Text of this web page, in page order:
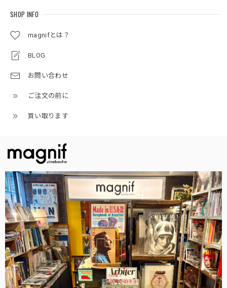
SHOP INFO
magnifとは？
BLOG
お問い合わせ
ご注文の前に
買い取ります